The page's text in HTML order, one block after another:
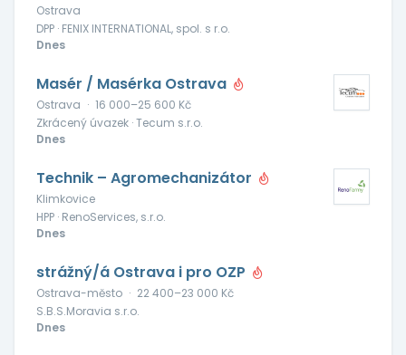
Ostrava
DPP · FENIX INTERNATIONAL, spol. s r.o.
Dnes
Masér / Masérka Ostrava
Ostrava · 16 000–25 600 Kč
Zkrácený úvazek · Tecum s.r.o.
Dnes
Technik – Agromechanizátor
Klimkovice
HPP · RenoServices, s.r.o.
Dnes
strážný/á Ostrava i pro OZP
Ostrava-město · 22 400–23 000 Kč
S.B.S.Moravia s.r.o.
Dnes